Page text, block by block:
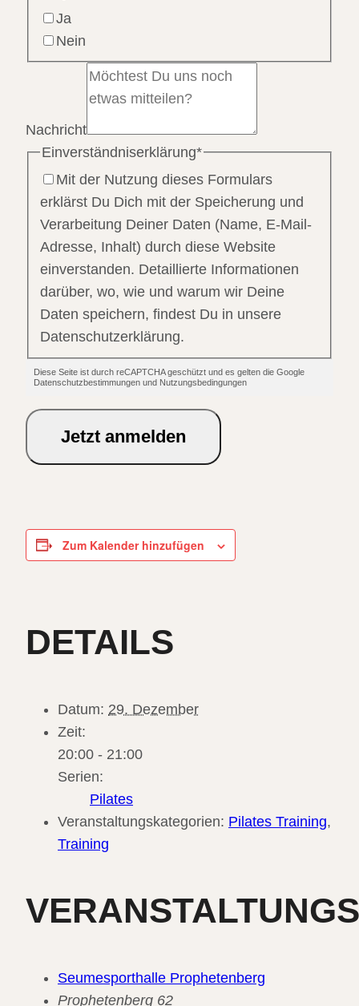
Ja
Nein
Nachricht
Einverständniserklärung*
Mit der Nutzung dieses Formulars
erklärst Du Dich mit der Speicherung und
Verarbeitung Deiner Daten (Name, E-Mail-
Adresse, Inhalt) durch diese Website
einverstanden. Detaillierte Informationen
darüber, wo, wie und warum wir Deine
Daten speichern, findest Du in unsere
Datenschutzerklärung.
Diese Seite ist durch reCAPTCHA geschützt und es gelten die Google
Datenschutzbestimmungen und Nutzungsbedingungen
Jetzt anmelden
Zum Kalender hinzufügen
DETAILS
Datum: 29. Dezember
Zeit:
20:00 - 21:00
Serien:
Pilates
Veranstaltungskategorien: Pilates Training,
Training
Seumesporthalle Prophetenberg
Prophetenberg 62